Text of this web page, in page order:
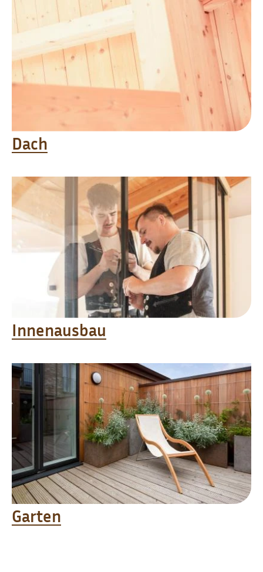
Dach
Innenausbau
Garten